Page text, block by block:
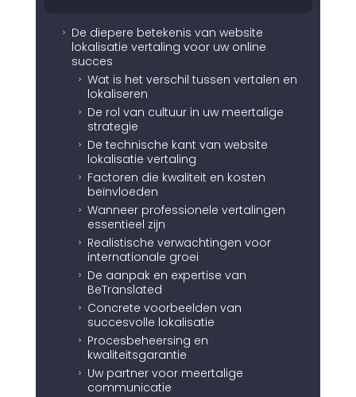
5
De diepere betekenis van website
lokalisatie vertaling voor uw online
succes
5
Wat is het verschil tussen vertalen en
lokaliseren
5
De rol van cultuur in uw meertalige
strategie
5
De technische kant van website
lokalisatie vertaling
5
Factoren die kwaliteit en kosten
beïnvloeden
5
Wanneer professionele vertalingen
essentieel zijn
5
Realistische verwachtingen voor
internationale groei
5
De aanpak en expertise van
BeTranslated
5
Concrete voorbeelden van
succesvolle lokalisatie
5
Procesbeheersing en
kwaliteitsgarantie
5
Uw partner voor meertalige
communicatie